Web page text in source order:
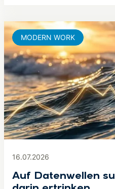
16.07.2026
Auf Datenwellen
MODERN WORK